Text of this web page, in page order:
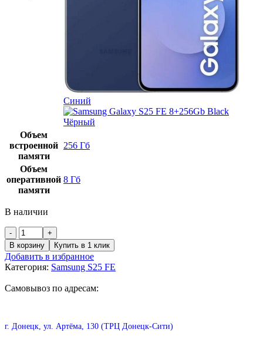
Синий
Чёрный
Объем
встроенной
памяти
256 Гб
Объем
оперативной
памяти
8 Гб
В наличии
В корзину Купить в 1 клик
Добавить в избранное
Категория: Samsung S25 FE
Самовывоз по адресам:
г. Донецк, ул. Артёма, 130 (ТРЦ Донецк-Сити)